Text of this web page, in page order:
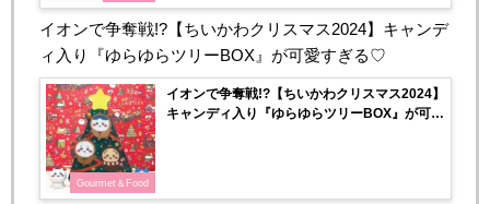
イオンで争奪戦!?【ちいかわクリスマス2024】キャンデ
ィ入り『ゆらゆらツリーBOX』が可愛すぎる♡
Gourmet＆Food
イオンで争奪戦!?【ちいかわクリスマス2024】
キャンディ入り『ゆらゆらツリーBOX』が可愛